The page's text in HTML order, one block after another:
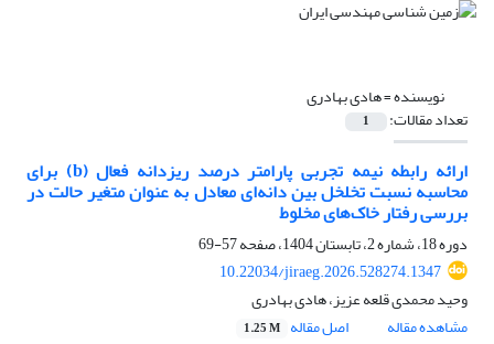
نویسنده =هادی بهادری
تعداد مقالات: 1
ارائه رابطه نیمه تجربی پارامتر درصد ریزدانه فعال (b) برای
محاسبه نسبت تخلخل بین دانه‌ای معادل به عنوان متغیر حالت در
بررسی رفتار خاک‌های مخلوط
دوره 18، شماره 2، تابستان 1404، صفحه
57-69
10.22034/jiraeg.2026.528274.1347
وحید محمدی قلعه عزیز، هادی بهادری
مشاهده مقاله
اصل مقاله 1.25 M